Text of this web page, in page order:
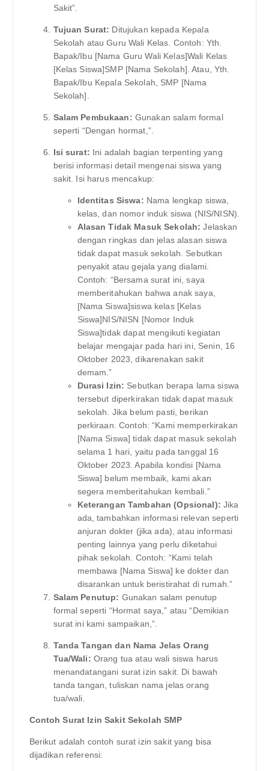
Sakit”.
Tujuan Surat: Ditujukan kepada Kepala
Sekolah atau Guru Wali Kelas. Contoh: Yth.
Bapak/Ibu [Nama Guru Wali Kelas]Wali Kelas
[Kelas Siswa]SMP [Nama Sekolah]. Atau, Yth.
Bapak/Ibu Kepala Sekolah, SMP [Nama
Sekolah].
Salam Pembukaan: Gunakan salam formal
seperti “Dengan hormat,”.
Isi surat: Ini adalah bagian terpenting yang
berisi informasi detail mengenai siswa yang
sakit. Isi harus mencakup:
Identitas Siswa: Nama lengkap siswa,
kelas, dan nomor induk siswa (NIS/NISN).
Alasan Tidak Masuk Sekolah: Jelaskan
dengan ringkas dan jelas alasan siswa
tidak dapat masuk sekolah. Sebutkan
penyakit atau gejala yang dialami.
Contoh: “Bersama surat ini, saya
memberitahukan bahwa anak saya,
[Nama Siswa]siswa kelas [Kelas
Siswa]NIS/NISN [Nomor Induk
Siswa]tidak dapat mengikuti kegiatan
belajar mengajar pada hari ini, Senin, 16
Oktober 2023, dikarenakan sakit
demam.”
Durasi Izin: Sebutkan berapa lama siswa
tersebut diperkirakan tidak dapat masuk
sekolah. Jika belum pasti, berikan
perkiraan. Contoh: “Kami memperkirakan
[Nama Siswa] tidak dapat masuk sekolah
selama 1 hari, yaitu pada tanggal 16
Oktober 2023. Apabila kondisi [Nama
Siswa] belum membaik, kami akan
segera memberitahukan kembali.”
Keterangan Tambahan (Opsional): Jika
ada, tambahkan informasi relevan seperti
anjuran dokter (jika ada), atau informasi
penting lainnya yang perlu diketahui
pihak sekolah. Contoh: “Kami telah
membawa [Nama Siswa] ke dokter dan
disarankan untuk beristirahat di rumah.”
Salam Penutup: Gunakan salam penutup
formal seperti “Hormat saya,” atau “Demikian
surat ini kami sampaikan,”.
Tanda Tangan dan Nama Jelas Orang
Tua/Wali: Orang tua atau wali siswa harus
menandatangani surat izin sakit. Di bawah
tanda tangan, tuliskan nama jelas orang
tua/wali.
Contoh Surat Izin Sakit Sekolah SMP
Berikut adalah contoh surat izin sakit yang bisa
dijadikan referensi: